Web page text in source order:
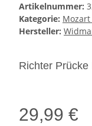
Artikelnummer:
Kategorie: Mozart
Hersteller:
Richter Prücke
29,99 €